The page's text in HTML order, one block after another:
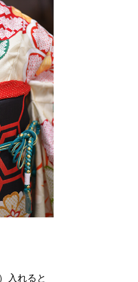
入れると